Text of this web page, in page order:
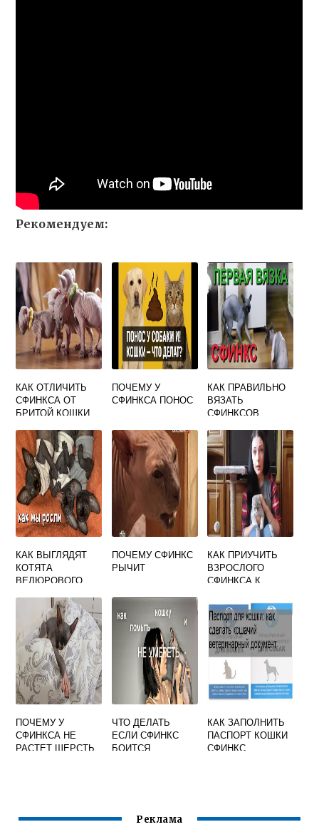
Рекомендуем:
КАК ОТЛИЧИТЬ
СФИНКСА ОТ
БРИТОЙ КОШКИ
ПОЧЕМУ У
СФИНКСА ПОНОС
КАК ПРАВИЛЬНО
ВЯЗАТЬ
СФИНКСОВ
КАК ВЫГЛЯДЯТ
КОТЯТА
ВЕЛЮРОВОГО
ПОЧЕМУ СФИНКС
РЫЧИТ
КАК ПРИУЧИТЬ
ВЗРОСЛОГО
СФИНКСА К
ПОЧЕМУ У
СФИНКСА НЕ
РАСТЕТ ШЕРСТЬ
ЧТО ДЕЛАТЬ
ЕСЛИ СФИНКС
БОИТСЯ
КАК ЗАПОЛНИТЬ
ПАСПОРТ КОШКИ
СФИНКС
Реклама